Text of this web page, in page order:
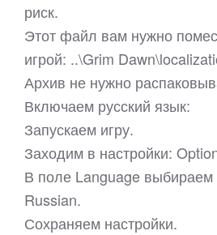
риск.
Этот файл вам нужно
игрой: ..\Grim
Архив не нужно
Включаем русский язык:
Запускаем игру.
Заходим в настройки:
В поле Language выбираем
Russian.
Сохраняем настройки.